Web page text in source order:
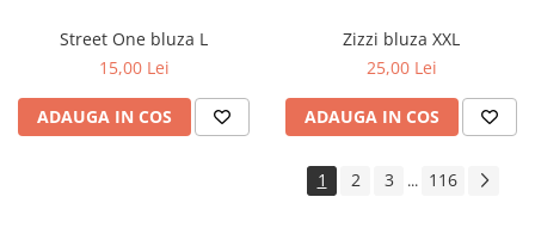
Street One bluza L
15,00 Lei
ADAUGA IN COS
Zizzi bluza XXL
25,00 Lei
ADAUGA IN COS
1 2 3 ... 116